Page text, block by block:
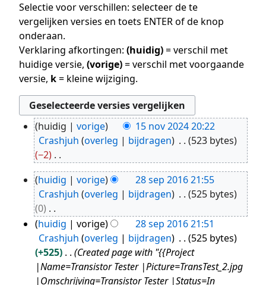
Selectie voor verschillen: selecteer de te
vergelijken versies en toets ENTER of de knop
onderaan.
Verklaring afkortingen: (huidig)= verschil met
huidige versie, (vorige)= verschil met voorgaande
versie, k= kleine wijziging.
15
nov
2024
huidig vorige
15 nov 2024 20:22
Crashjuh overleg bijdragen
523 bytes
−2
G
e
e
n
b
w
28
sep
2016
huidig vorige
28 sep 2016 21:55
Crashjuh overleg bijdragen
525 bytes
0
G
e
n
b
huidig vorige
28 sep 2016 21:51
Crashjuh overleg bijdragen
525 bytes
+525
Created page with "{{Project
|Name=Transistor Tester |Picture=TransTest_2.jpg
|Omschrijving=Transistor Tester |Status=In